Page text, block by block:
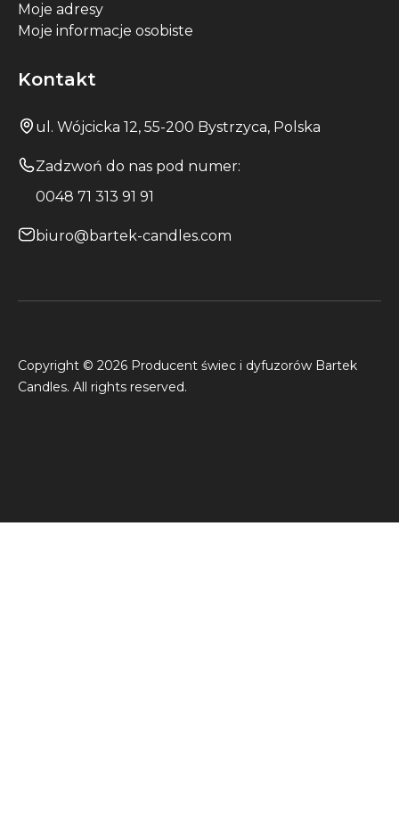
Moje adresy
Moje informacje osobiste
Kontakt
ul. Wójcicka 12, 55-200 Bystrzyca, Polska
Zadzwoń do nas pod numer:
0048 71 313 91 91
biuro@bartek-candles.com
Copyright © 2026 Producent świec i dyfuzorów Bartek
Candles. All rights reserved.